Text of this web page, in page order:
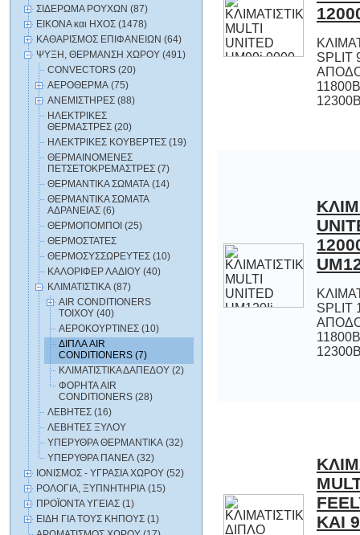
ΣΙΔΕΡΩΜΑ ΡΟΥΧΩΝ (87)
ΕΙΚΟΝΑ και ΗΧΟΣ (1478)
ΚΑΘΑΡΙΣΜΟΣ ΕΠΙΦΑΝΕΙΩΝ (64)
ΨΥΞΗ, ΘΕΡΜΑΝΣΗ ΧΩΡΟΥ (491)
CONVECTORS (20)
ΑΕΡΟΘΕΡΜΑ (75)
ΑΝΕΜΙΣΤΗΡΕΣ (88)
ΗΛΕΚΤΡΙΚΕΣ
ΘΕΡΜΑΣΤΡΕΣ (20)
ΗΛΕΚΤΡΙΚΕΣ ΚΟΥΒΕΡΤΕΣ (19)
ΘΕΡΜΑΙΝΟΜΕΝΕΣ
ΠΕΤΣΕΤΟΚΡΕΜΑΣΤΡΕΣ (7)
ΘΕΡΜΑΝΤΙΚΑ ΣΩΜΑΤΑ (14)
ΘΕΡΜΑΝΤΙΚΑ ΣΩΜΑΤΑ
ΑΔΡΑΝΕΙΑΣ (6)
ΘΕΡΜΟΠΟΜΠΟΙ (25)
ΘΕΡΜΟΣΤΑΤΕΣ
ΘΕΡΜΟΣΥΣΣΩΡΕΥΤΕΣ (10)
ΚΑΛΟΡΙΦΕΡ ΛΑΔΙΟΥ (40)
ΚΛΙΜΑΤΙΣΤΙΚΑ (87)
AIR CONDITIONERS
ΤΟΙΧΟΥ (40)
ΑΕΡΟΚΟΥΡΤΙΝΕΣ (10)
ΔΙΠΛΑ AIR
CONDITIONERS (7)
ΚΛΙΜΑΤΙΣΤΙΚΑ ΔΑΠΕΔΟΥ (2)
ΦΟΡΗΤΑ AIR
CONDITIONERS (28)
ΛΕΒΗΤΕΣ (16)
ΛΕΒΗΤΕΣ ΞΥΛΟΥ
ΥΠΕΡΥΘΡΑ ΘΕΡΜΑΝΤΙΚΑ (32)
ΥΠΕΡΥΘΡΑ ΠΑΝΕΛ (32)
ΙΟΝΙΣΜΟΣ - ΥΓΡΑΣΙΑ ΧΩΡΟΥ (52)
ΡΟΛΟΓΙΑ, ΞΥΠΝΗΤΗΡΙΑ (15)
ΠΡΟΪΟΝΤΑ ΥΓΕΙΑΣ (1)
ΕΙΔΗ ΓΙΑ ΤΟΥΣ ΚΗΠΟΥΣ (1)
ΚΑΙ